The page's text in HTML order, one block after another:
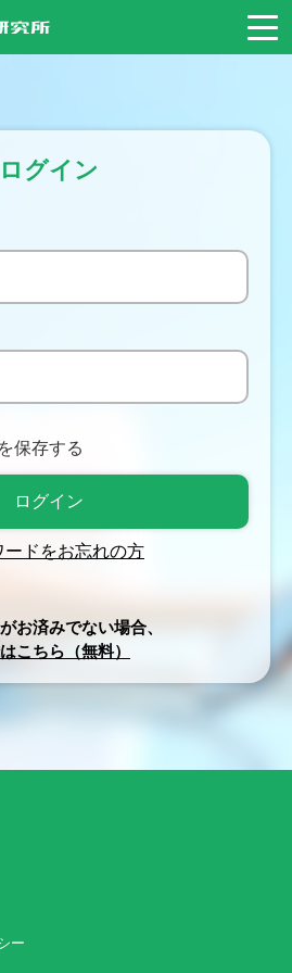
ログイン
保存する
ードをお忘れの方
お済みでない場合、
こちら（無料）
ー